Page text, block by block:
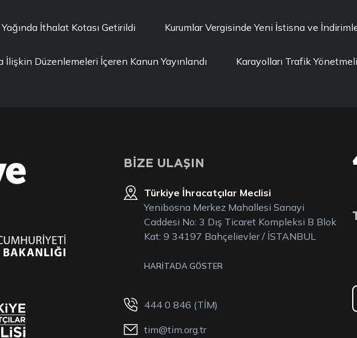
İthalat Kotası Getirildi Kurumlar Vergisinde Yeni İstisna ve
İlişkin Düzenlemeleri İçeren Kanun Yayınlandı Karayolları Trafik
BİZE ULAŞIN
Türkiye İhracatçılar Meclisi
Yenibosna Merkez Mahallesi Sanayi
Caddesi No: 3 Dış Ticaret Kompleksi B Blok
Kat: 9 34197 Bahçelievler / İSTANBUL
HARİTADA GÖSTER
444 0 846 (TİM)
tim@tim.org.tr